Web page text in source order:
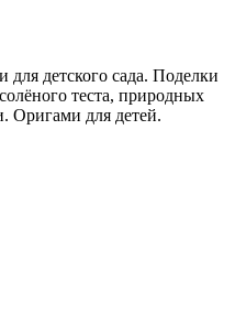
детского сада. Поделки
теста, природных
Оригами для детей.